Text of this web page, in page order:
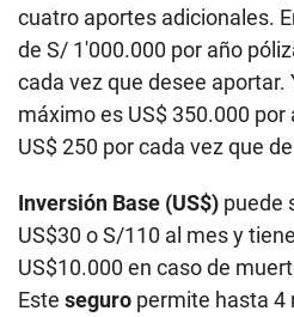
cuatro aportes adicionales.
de S/ 1′000.000 por año
cada vez que desee aportar.
máximo es US$ 350.000
US$ 250 por cada vez que
Inversión Base (US$) puede
US$30 o S/110 al mes y
US$10.000 en caso de
Este seguro permite hasta 4